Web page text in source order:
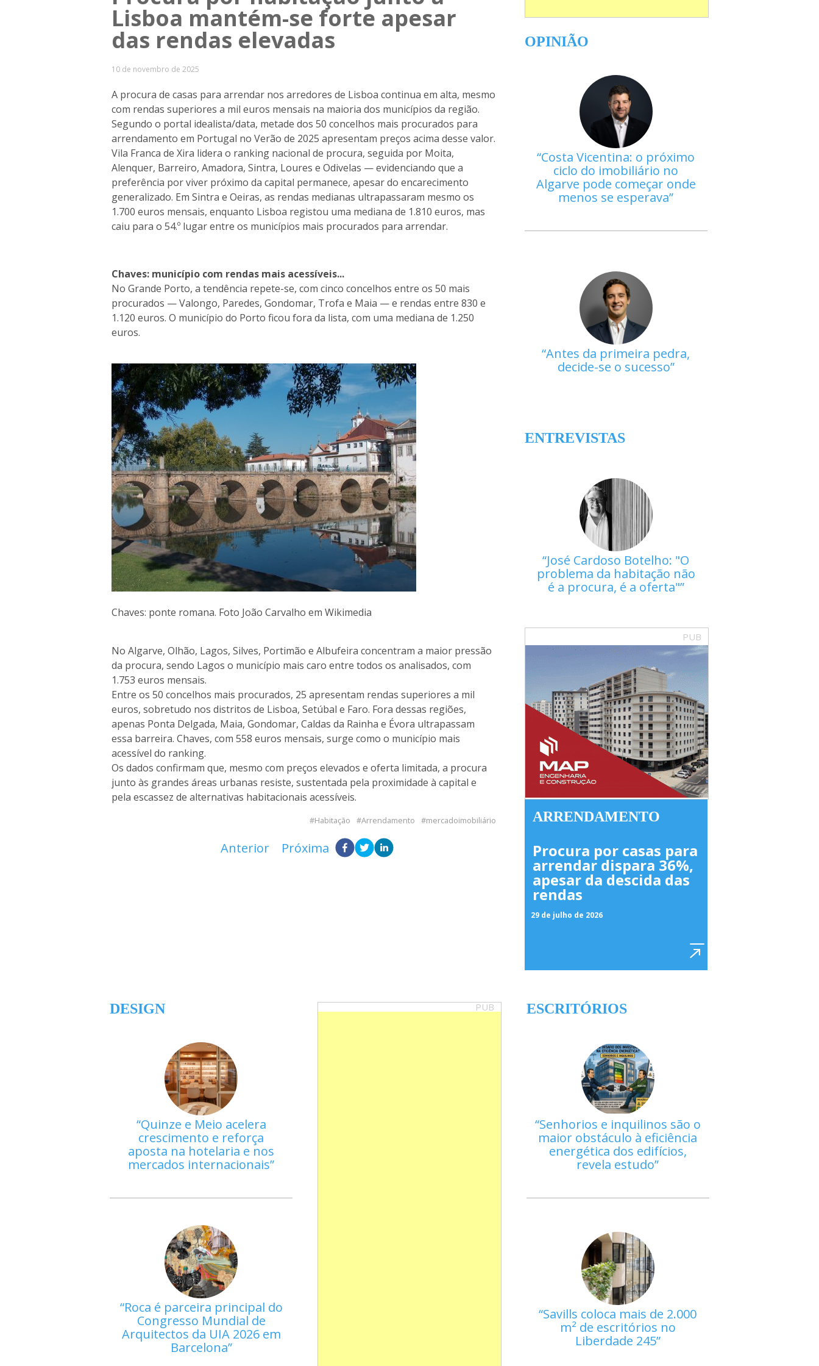
Lisboa mantém-se forte apesar
das rendas elevadas
10 de novembro de 2025
A procura de casas para arrendar nos arredores de Lisboa continua em alta, mesmo
com rendas superiores a mil euros mensais na maioria dos municípios da região.
Segundo o portal idealista/data, metade dos 50 concelhos mais procurados para
arrendamento em Portugal no Verão de 2025 apresentam preços acima desse valor.
Vila Franca de Xira lidera o ranking nacional de procura, seguida por Moita,
Alenquer, Barreiro, Amadora, Sintra, Loures e Odivelas — evidenciando que a
preferência por viver próximo da capital permanece, apesar do encarecimento
generalizado. Em Sintra e Oeiras, as rendas medianas ultrapassaram mesmo os
1.700 euros mensais, enquanto Lisboa registou uma mediana de 1.810 euros, mas
caiu para o 54.º lugar entre os municípios mais procurados para arrendar.
Chaves: município com rendas mais acessíveis...
No Grande Porto, a tendência repete-se, com cinco concelhos entre os 50 mais
procurados — Valongo, Paredes, Gondomar, Trofa e Maia — e rendas entre 830 e
1.120 euros. O município do Porto ficou fora da lista, com uma mediana de 1.250
euros.
Chaves: ponte romana. Foto João Carvalho em Wikimedia
No Algarve, Olhão, Lagos, Silves, Portimão e Albufeira concentram a maior pressão
da procura, sendo Lagos o município mais caro entre todos os analisados, com
1.753 euros mensais.
Entre os 50 concelhos mais procurados, 25 apresentam rendas superiores a mil
euros, sobretudo nos distritos de Lisboa, Setúbal e Faro. Fora dessas regiões,
apenas Ponta Delgada, Maia, Gondomar, Caldas da Rainha e Évora ultrapassam
essa barreira. Chaves, com 558 euros mensais, surge como o município mais
acessível do ranking.
Os dados confirmam que, mesmo com preços elevados e oferta limitada, a procura
junto às grandes áreas urbanas resiste, sustentada pela proximidade à capital e
pela escassez de alternativas habitacionais acessíveis.
Habitação Arrendamento mercadoimobiliário
Anterior Próxima
OPINIÃO
Costa Vicentina: o próximo
ciclo do imobiliário no
Algarve pode começar onde
menos se esperava
Antes da primeira pedra,
decide-se o sucesso
ENTREVISTAS
José Cardoso Botelho: "O
problema da habitação não
é a procura, é a oferta"
PUB
ARRENDAMENTO
Procura por casas para
arrendar dispara 36%,
apesar da descida das
rendas
29 de julho de 2026
DESIGN
Quinze e Meio acelera
crescimento e reforça
aposta na hotelaria e nos
mercados internacionais
Roca é parceira principal do
Congresso Mundial de
Arquitectos da UIA 2026 em
Barcelona
PUB ESCRITÓRIOS
Senhorios e inquilinos são o
maior obstáculo à eficiência
energética dos edifícios,
revela estudo
Savills coloca mais de 2.000
m² de escritórios no
Liberdade 245